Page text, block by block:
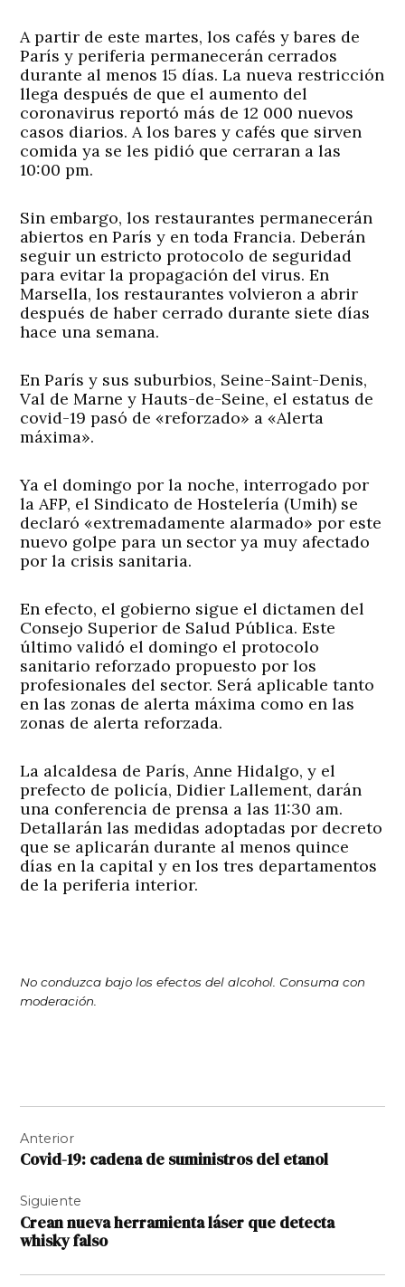
A partir de este martes, los cafés y bares de
París y periferia permanecerán cerrados
durante al menos 15 días. La nueva restricción
llega después de que el aumento del
coronavirus reportó más de 12 000 nuevos
casos diarios. A los bares y cafés que sirven
comida ya se les pidió que cerraran a las
10:00 pm.
Sin embargo, los restaurantes permanecerán
abiertos en París y en toda Francia. Deberán
seguir un estricto protocolo de seguridad
para evitar la propagación del virus. En
Marsella, los restaurantes volvieron a abrir
después de haber cerrado durante siete días
hace una semana.
En París y sus suburbios, Seine-Saint-Denis,
Val de Marne y Hauts-de-Seine, el estatus de
covid-19 pasó de «reforzado» a «Alerta
máxima».
Ya el domingo por la noche, interrogado por
la AFP, el Sindicato de Hostelería (Umih) se
declaró «extremadamente alarmado» por este
nuevo golpe para un sector ya muy afectado
por la crisis sanitaria.
En efecto, el gobierno sigue el dictamen del
Consejo Superior de Salud Pública. Este
último validó el domingo el protocolo
sanitario reforzado propuesto por los
profesionales del sector. Será aplicable tanto
en las zonas de alerta máxima como en las
zonas de alerta reforzada.
La alcaldesa de París, Anne Hidalgo, y el
prefecto de policía, Didier Lallement, darán
una conferencia de prensa a las 11:30 am.
Detallarán las medidas adoptadas por decreto
que se aplicarán durante al menos quince
días en la capital y en los tres departamentos
de la periferia interior.
No conduzca bajo los efectos del alcohol. Consuma con
moderación.
de
entradas
Anterior
Covid-19: cadena de suministros del etanol
Siguiente
Crean nueva herramienta láser que detecta
whisky falso